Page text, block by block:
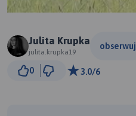
Julita Krupka
julita.krupka19
obserwuj
0 3.0/6